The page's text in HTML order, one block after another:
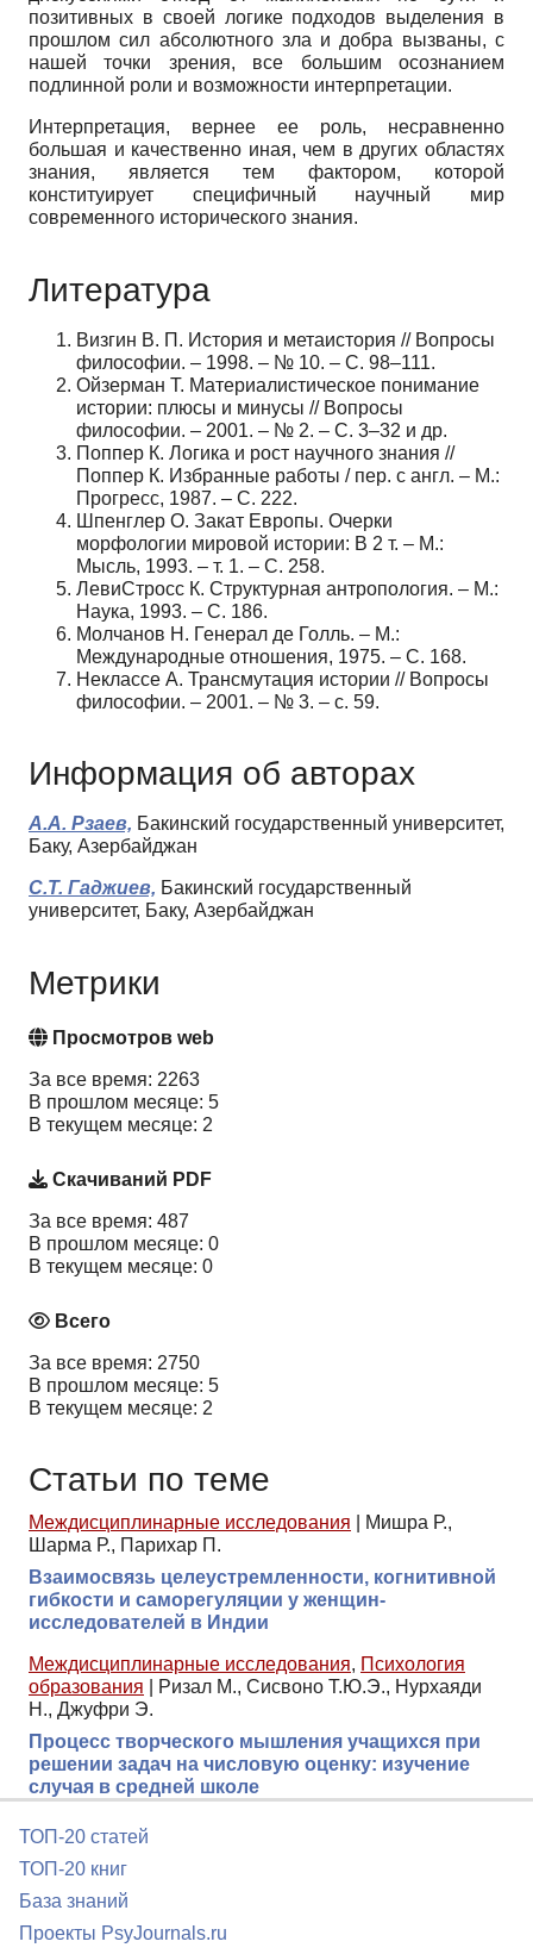
позитивных в своей логике подходов выделения в
прошлом сил абсолютного зла и добра вызваны, с
нашей точки зрения, все большим осозна­нием
подлинной роли и возможности интерпретации.
Интерпретация, вернее ее роль, несравненно
большая и качественно иная, чем в других областях
знания, является тем фактором, которой
конституирует специ­фичный научный мир
современного исторического знания.
Литература
Визгин В. П. История и метаистория // Вопросы
философии. – 1998. – № 10. – С. 98–111.
Ойзерман Т. Материалистическое понимание
истории: плюсы и минусы // Вопросы
философии. – 2001. – № 2. – С. 3–32 и др.
Поппер К. Логика и рост научного знания //
Поппер К. Избранные работы / пер. с англ. – М.:
Прогресс, 1987. – С. 222.
Шпенглер О. Закат Европы. Очерки
морфологии мировой истории: В 2 т. – М.:
Мысль, 1993. – т. 1. – С. 258.
Леви­Стросс К. Структурная антропология. – М.:
Наука, 1993. – С. 186.
Молчанов Н. Генерал де Голль. – М.:
Международные отношения, 1975. – С. 168.
Неклассе А. Трансмутация истории // Вопросы
философии. – 2001. – № 3. – с. 59.
Информация об авторах
А.А. Рзаев, Бакинский государственный университет,
Баку, Азербайджан
С.Т. Гаджиев, Бакинский государственный
университет, Баку, Азербайджан
Метрики
Просмотров web
За все время: 2263
В прошлом месяце: 5
В текущем месяце: 2
Скачиваний PDF
За все время: 487
В прошлом месяце: 0
В текущем месяце: 0
Всего
За все время: 2750
В прошлом месяце: 5
В текущем месяце: 2
Статьи по теме
Междисциплинарные исследования
Мишра Р.,
Шарма Р., Парихар П.
Взаимосвязь целеустремленности, когнитивной
гибкости и саморегуляции у женщин-
исследователей в Индии
Междисциплинарные исследования, Психология
образования
Ризал М., Сисвоно Т.Ю.Э., Нурхаяди
Н., Джуфри Э.
Процесс творческого мышления учащихся при
решении задач на числовую оценку: изучение
случая в средней школе
ТОП-20 статей
ТОП-20 книг
База знаний
Проекты PsyJournals.ru